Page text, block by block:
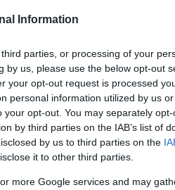
Information
parties, or processing of your
by us, please use the below opt-out
your opt-out request is processed
personal information utilized by us
opt-out. You may separately
by third parties on the IAB’s list of
by us to third parties on the
it to other third parties.
more Google services and may
nevezhetjük
óta termesztik
és a vecsési
kedvenc magyaros
jelölték meg a